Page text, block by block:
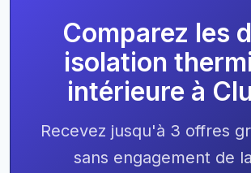
Comparez les
isolation
intérieure à
Recevez jusqu'à 3 offres
sans engagement de